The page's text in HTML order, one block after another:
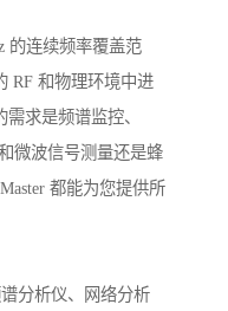
的连续频率覆盖范
RF 和物理环境中进
求是频谱监控、
微波信号测量还是蜂
都能为您提供所
分析仪、网络分析